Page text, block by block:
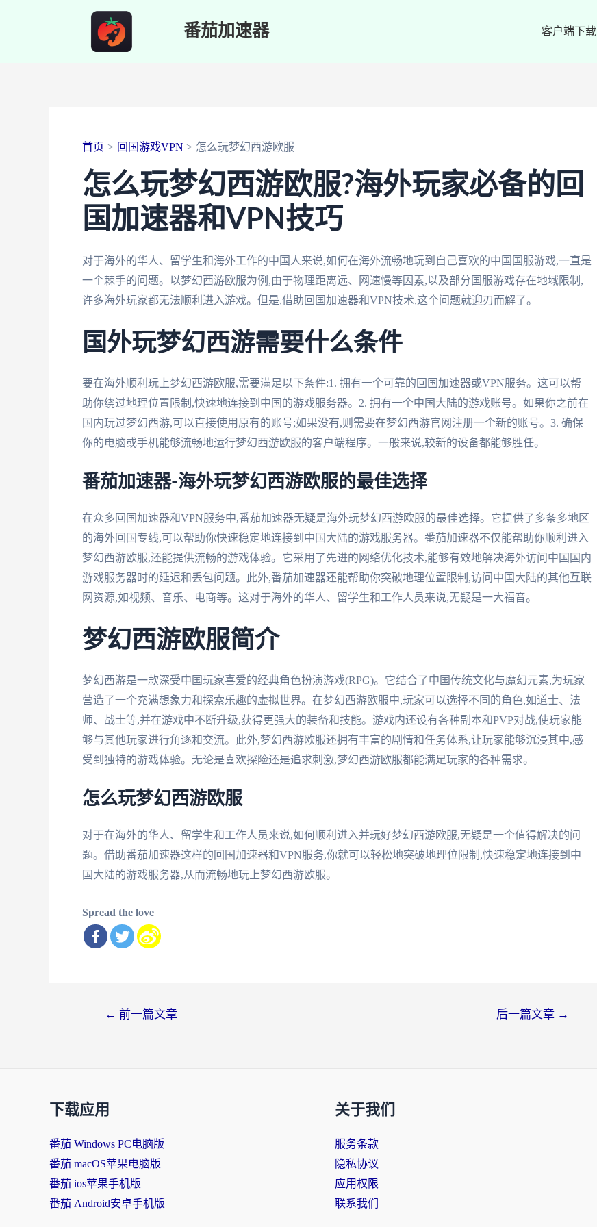
番茄加速器 客户端下载
首页 回国游戏VPN 怎么玩梦幻西游欧服
怎么玩梦幻西游欧服?海外玩家必备的回
国加速器和VPN技巧
对于海外的华人、留学生和海外工作的中国人来说,如何在海外流畅地玩到自己喜欢的中国国服游戏,一直是
一个棘手的问题。以梦幻西游欧服为例,由于物理距离远、网速慢等因素,以及部分国服游戏存在地域限制,
许多海外玩家都无法顺利进入游戏。但是,借助回国加速器和VPN技术,这个问题就迎刃而解了。
国外玩梦幻西游需要什么条件
要在海外顺利玩上梦幻西游欧服,需要满足以下条件:1. 拥有一个可靠的回国加速器或VPN服务。这可以帮
助你绕过地理位置限制,快速地连接到中国的游戏服务器。2. 拥有一个中国大陆的游戏账号。如果你之前在
国内玩过梦幻西游,可以直接使用原有的账号;如果没有,则需要在梦幻西游官网注册一个新的账号。3. 确保
你的电脑或手机能够流畅地运行梦幻西游欧服的客户端程序。一般来说,较新的设备都能够胜任。
番茄加速器-海外玩梦幻西游欧服的最佳选择
在众多回国加速器和VPN服务中,番茄加速器无疑是海外玩梦幻西游欧服的最佳选择。它提供了多条多地区
的海外回国专线,可以帮助你快速稳定地连接到中国大陆的游戏服务器。番茄加速器不仅能帮助你顺利进入
梦幻西游欧服,还能提供流畅的游戏体验。它采用了先进的网络优化技术,能够有效地解决海外访问中国国内
游戏服务器时的延迟和丢包问题。此外,番茄加速器还能帮助你突破地理位置限制,访问中国大陆的其他互联
网资源,如视频、音乐、电商等。这对于海外的华人、留学生和工作人员来说,无疑是一大福音。
梦幻西游欧服简介
梦幻西游是一款深受中国玩家喜爱的经典角色扮演游戏(RPG)。它结合了中国传统文化与魔幻元素,为玩家
营造了一个充满想象力和探索乐趣的虚拟世界。在梦幻西游欧服中,玩家可以选择不同的角色,如道士、法
师、战士等,并在游戏中不断升级,获得更强大的装备和技能。游戏内还设有各种副本和PVP对战,使玩家能
够与其他玩家进行角逐和交流。此外,梦幻西游欧服还拥有丰富的剧情和任务体系,让玩家能够沉浸其中,感
受到独特的游戏体验。无论是喜欢探险还是追求刺激,梦幻西游欧服都能满足玩家的各种需求。
怎么玩梦幻西游欧服
对于在海外的华人、留学生和工作人员来说,如何顺利进入并玩好梦幻西游欧服,无疑是一个值得解决的问
题。借助番茄加速器这样的回国加速器和VPN服务,你就可以轻松地突破地理位限制,快速稳定地连接到中
国大陆的游戏服务器,从而流畅地玩上梦幻西游欧服。
Spread the love
← 前一篇文章 后一篇文章 →
下载应用
番茄 Windows PC电脑版
番茄 macOS苹果电脑版
番茄 ios苹果手机版
番茄 Android安卓手机版
关于我们
服务条款
隐私协议
应用权限
联系我们